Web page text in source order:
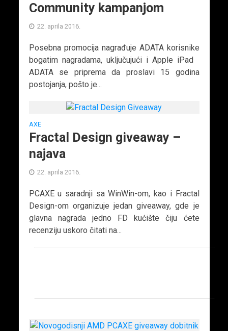
Community kampanjom
22. aprila 2016.
Posebna promocija nagrađuje ADATA korisnike
bogatim nagradama, uključujući i Apple iPad
ADATA se priprema da proslavi 15 godina
postojanja, pošto je...
AXE
Fractal Design giveaway –
najava
22. aprila 2016.
PCAXE u saradnji sa WinWin-om, kao i Fractal
Design-om organizuje jedan giveaway, gde je
glavna nagrada jedno FD kućište čiju ćete
recenziju uskoro čitati na...